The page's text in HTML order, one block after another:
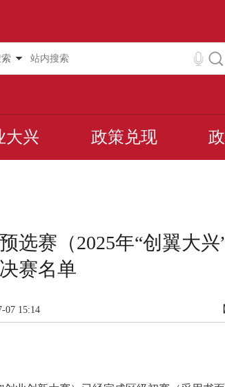
大兴 政策兑现
赛（2025年“创翼大兴
赛名单
07 15:14